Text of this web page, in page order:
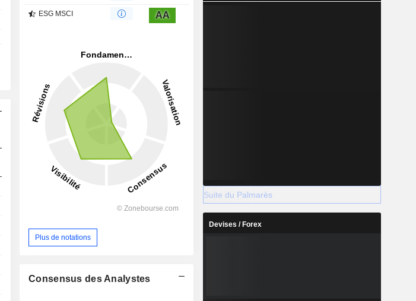
13 288 17 825
-
2026 2027
38,72% 38,63% 39,01%
34,65% 35,13%
18,45% 20,33%
127,12% 99,8% 122,29%
ESG MSCI AA
Plus de notations
Consensus des Analystes
Suite du Palmarès
Devises / Forex